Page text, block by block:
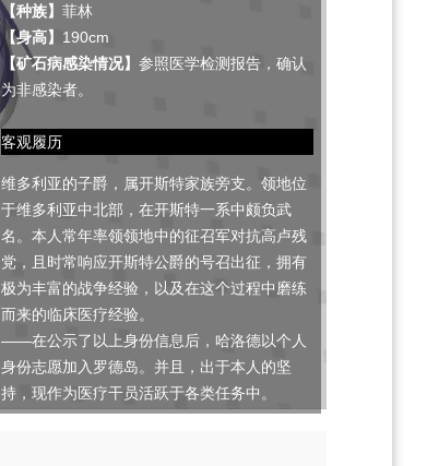
【种族】 菲林
【身高】 190cm
【矿石病感染情况】 参照医学检测报告，确认
为非感染者。
客观履历
维多利亚的子爵，属开斯特家族旁支。领地位
于维多利亚中北部，在开斯特一系中颇负武
名。本人常年率领领地中的征召军对抗高卢残
党，且时常响应开斯特公爵的号召出征，拥有
极为丰富的战争经验，以及在这个过程中磨练
而来的临床医疗经验。
——在公示了以上身份信息后，哈洛德以个人
身份志愿加入罗德岛。并且，出于本人的坚
持，现作为医疗干员活跃于各类任务中。